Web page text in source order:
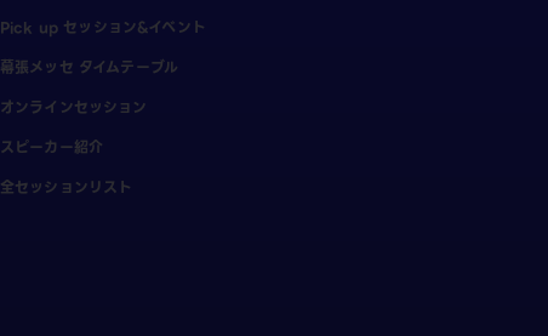
Pick up セッション&イベント
幕張メッセ タイムテーブル
オンラインセッション
スピーカー紹介
全セッションリスト